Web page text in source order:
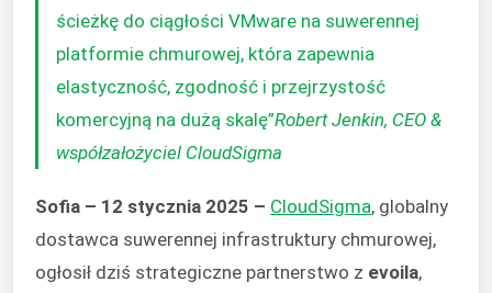
ścieżkę do ciągłości VMware na suwerennej
platformie chmurowej, która zapewnia
elastyczność, zgodność i przejrzystość
komercyjną na dużą skalę”Robert Jenkin, CEO &
współzałożyciel CloudSigma
Sofia – 12 stycznia 2025 – CloudSigma, globalny
dostawca suwerennej infrastruktury chmurowej,
ogłosił dziś strategiczne partnerstwo z evoila,